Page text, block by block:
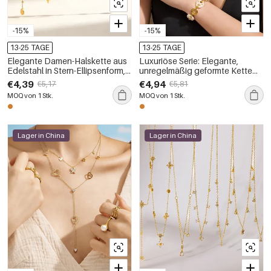
-15%
13-25 TAGE
Elegante Damen-Halskette aus
Edelstahl in Stern-Ellipsenform,
wasserdicht, goldfarben, mit
Zirkonia
€4,39 €5,17
MOQ von 1 Stk.
-15%
13-25 TAGE
Luxuriöse Serie: Elegante,
unregelmäßig geformte Kette
aus Edelstahl, wasserdicht,
goldfarben, Damenhalskette
€4,94 €5,81
MOQ von 1 Stk.
Lager in China Lager in China